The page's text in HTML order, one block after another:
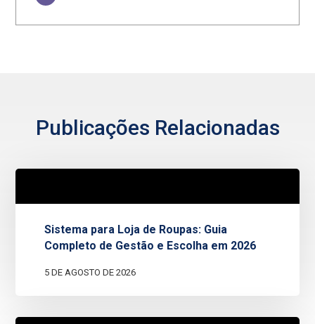
Publicações Relacionadas
Sistema para Loja de Roupas: Guia
Completo de Gestão e Escolha em 2026
5 DE AGOSTO DE 2026